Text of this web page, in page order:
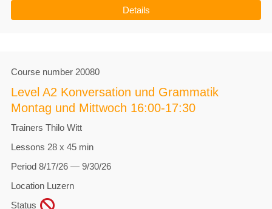
Details
Course number 20080
Level A2 Konversation und Grammatik
Montag und Mittwoch 16:00-17:30
Trainers Thilo Witt
Lessons 28 x 45 min
Period 8/17/26 — 9/30/26
Location Luzern
Status